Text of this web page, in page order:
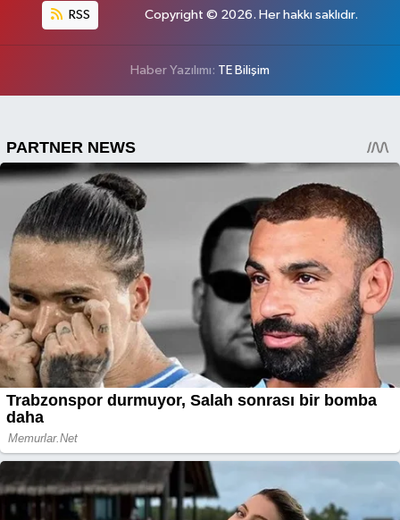
RSS Copyright © 2026. Her hakkı saklıdır.
Haber Yazılımı: TE Bilişim